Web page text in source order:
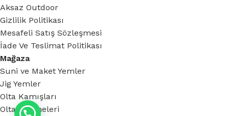
Aksaz Outdoor
Gizlilik Politikası
Mesafeli Satış Sözleşmesi
İade Ve Teslimat Politikası
Mağaza
Suni ve Maket Yemler
Jig Yemler
Olta Kamışları
Olta Makineleri